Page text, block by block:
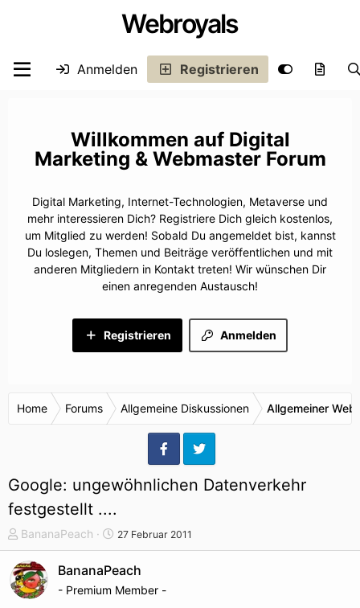
Webroyals
Anmelden Registrieren
Digital
Marketing & Webmaster Forum
Digital Marketing, Internet-Technologien, Metaverse und
mehr interessieren Dich? Registriere Dich gleich kostenlos,
um Mitglied zu werden! Sobald Du angemeldet bist, kannst
Du loslegen, Themen und Beiträge veröffentlichen und mit
anderen Mitgliedern in Kontakt treten! Wir wünschen Dir
einen anregenden Austausch!
Anmelden
Registrieren
Home Forums Allgemeine Diskussionen Allgemeiner
Google: ungewöhnlichen Datenverkehr
festgestellt ....
T
h
e
m
e
BananaPeach
S
t
a
r
27 Februar 2011
BananaPeach
- Premium Member -